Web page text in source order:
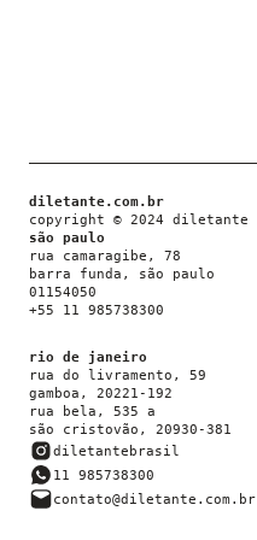
diletante.com.br
copyright © 2024 diletante
são paulo
rua camaragibe, 78
barra funda, são paulo
01154050
+55 11 985738300
rio de janeiro
rua do livramento, 59
gamboa, 20221-192
rua bela, 535 a
são cristovão, 20930-381
diletantebrasil
11 985738300
contato@diletante.com.br